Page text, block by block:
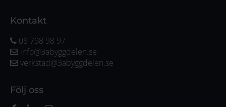
Kontakt
08 798 98 97
info@3abyggdelen.se
verkstad@3abyggdelen.se
Följ oss